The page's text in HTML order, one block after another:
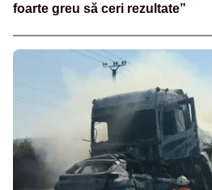
foarte greu să ceri rezultate”